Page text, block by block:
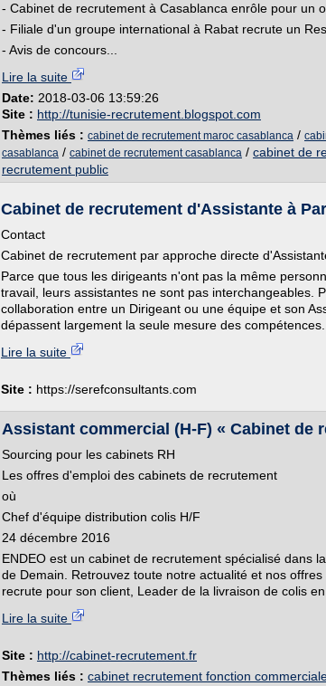
- Cabinet de recrutement à Casablanca enrôle pour un
- Filiale d'un groupe international à Rabat recrute un
- Avis de concours...
Lire la suite
Date: 2018-03-06 13:59:26
Site : http://tunisie-recrutement.blogspot.com
Thèmes liés : cabinet de recrutement maroc casablanca /
casablanca / cabinet de recrutement casablanca / cabinet de
recrutement public
Cabinet de recrutement d'Assistante à
Contact
Cabinet de recrutement par approche directe
Parce que tous les dirigeants n'ont pas la même
travail, leurs assistantes ne sont pas interchangeables.
collaboration entre un Dirigeant ou une équipe et son
dépassent largement la seule mesure des compétences...
Lire la suite
Site : https://serefconsultants.com
Assistant commercial (H-F) « Cabinet de
Sourcing pour les cabinets RH
Les offres d'emploi des cabinets de recrutement
où
Chef d'équipe distribution colis H/F
24 décembre 2016
ENDEO est un cabinet de recrutement spécialisé dans
de Demain. Retrouvez toute notre actualité et nos
recrute pour son client, Leader de la livraison de colis en
Lire la suite
Site : http://cabinet-recrutement.fr
Thèmes liés : cabinet recrutement fonction